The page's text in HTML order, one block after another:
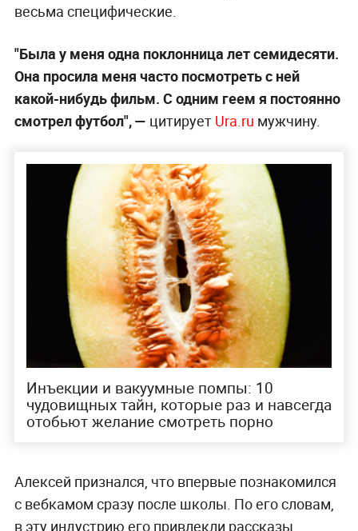
весьма специфические.
"Была у меня одна поклонница лет семидесяти.
Она просила меня часто посмотреть с ней
какой-нибудь фильм. С одним геем я постоянно
смотрел футбол", — цитирует Ura.ru мужчину.
Инъекции и вакуумные помпы: 10
чудовищных тайн, которые раз и навсегда
отобьют желание смотреть порно
Алексей признался, что впервые познакомился
с вебкамом сразу после школы. По его словам,
в эту индустрию его привлекли рассказы